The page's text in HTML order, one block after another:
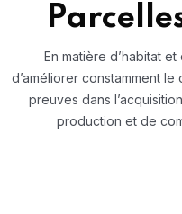
En matière d’habitat
d’améliorer constamment
preuves dans
production et de